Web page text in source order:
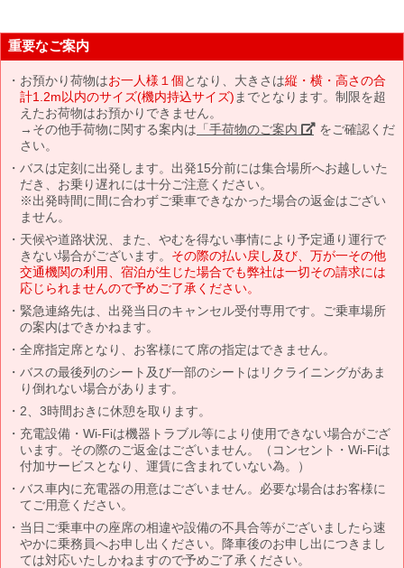
重要なご案内
お預かり荷物はお一人様１個となり、大きさは縦・横・高さの合
計1.2m以内のサイズ(機内持込サイズ) までとなります。制限を超
えたお荷物はお預かりできません。
→その他手荷物に関する案内は 「手荷物のご案内」 をご確認くだ
さい。
バスは定刻に出発します。出発15分前には集合場所へお越しいた
だき、お乗り遅れには十分ご注意ください。
※出発時間に間に合わずご乗車できなかった場合の返金はござい
ません。
天候や道路状況、また、やむを得ない事情により予定通り運行で
きない場合がございます。 その際の払い戻し及び、万が一その他
交通機関の利用、宿泊が生じた場合でも弊社は一切その請求には
応じられませんので予めご了承ください。
緊急連絡先は、出発当日のキャンセル受付専用です。ご乗車場所
の案内はできかねます。
全席指定席となり、お客様にて席の指定はできません。
バスの最後列のシート及び一部のシートはリクライニングがあま
り倒れない場合があります。
2、3時間おきに休憩を取ります。
充電設備・Wi-Fiは機器トラブル等により使用できない場合がござ
います。その際のご返金はございません。（コンセント・Wi-Fiは
付加サービスとなり、運賃に含まれていない為。）
バス車内に充電器の用意はございません。必要な場合はお客様に
てご用意ください。
当日ご乗車中の座席の相違や設備の不具合等がございましたら速
やかに乗務員へお申し出ください。降車後のお申し出につきまし
ては対応いたしかねますので予めご了承ください。